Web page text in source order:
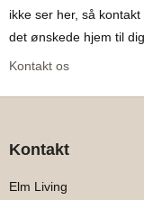
ikke ser her, så
det ønskede hjem til dig.
Kontakt os
Kontakt
Elm Living